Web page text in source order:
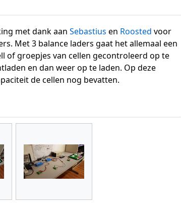
met dank aan Sebastius en Roosted voor
Met 3 balance laders gaat het allemaal een
of groepjes van cellen gecontroleerd op te
en dan weer op te laden. Op deze
de cellen nog bevatten.